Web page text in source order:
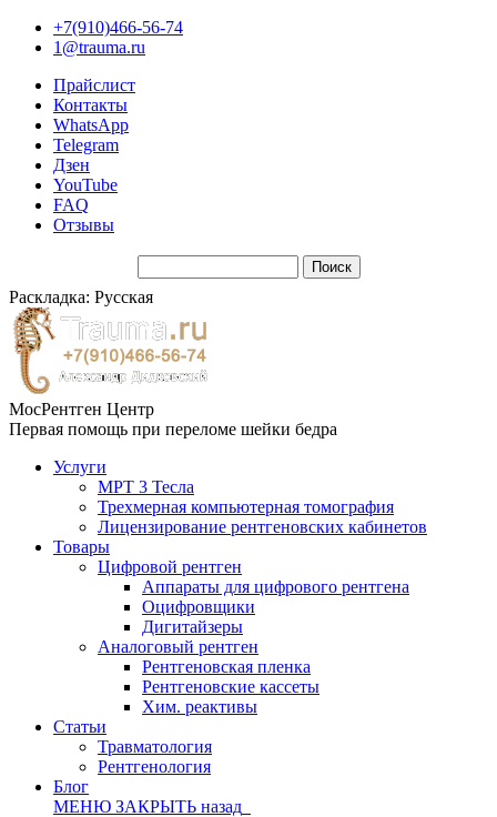
+7(910)466-56-74
1@trauma.ru
Прайслист
Контакты
WhatsApp
Telegram
Дзен
YouTube
FAQ
Отзывы
Раскладка: Русская
МосРентген Центр
Первая помощь при переломе шейки бедра
Услуги
МРТ 3 Тесла
Трехмерная компьютерная томография
Лицензирование рентгеновских кабинетов
Товары
Цифровой рентген
Аппараты для цифрового рентгена
Оцифровщики
Дигитайзеры
Аналоговый рентген
Рентгеновская пленка
Рентгеновские кассеты
Хим. реактивы
Статьи
Травматология
Рентгенология
Блог
МЕНЮ ЗАКРЫТЬ назад